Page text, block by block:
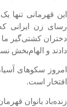
قهرمانی تنها
زن ایرانی
کشتی‌گیر ما
و الهام‌بخش
سکوهای
است.
بانوان